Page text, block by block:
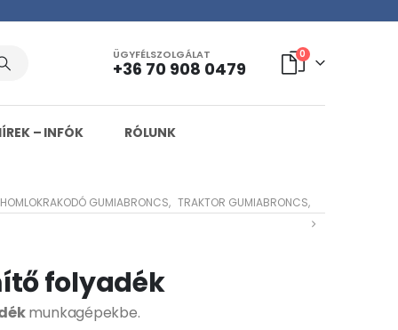
ÜGYFÉLSZOLGÁLAT
+36 70 908 0479
0
– INFÓK RÓLUNK
HOMLOKRAKODÓ GUMIABRONCS, TRAKTOR GUMIABRONCS,
folyadék
munkagépekbe.